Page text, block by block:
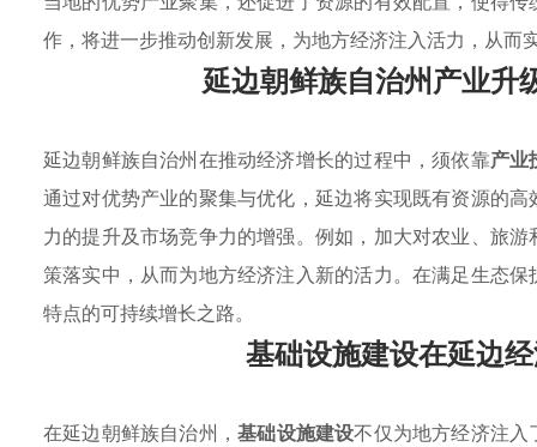
作，将进一步推动创新发展，为地方经济注入活力，从而
延边朝鲜族自治州产业升
延边朝鲜族自治州在推动经济增长的过程中，须依靠产业
通过对优势产业的聚集与优化，延边将实现既有资源的高
力的提升及市场竞争力的增强。例如，加大对农业、旅
策落实中，从而为地方经济注入新的活力。在满足生态
特点的可持续增长之路。
基础设施建设在延边
在延边朝鲜族自治州，基础设施建设不仅为地方经济注